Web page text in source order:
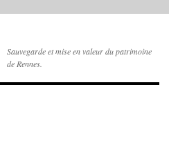
Sauvegarde et mise en valeur du patrimoine
de Rennes.